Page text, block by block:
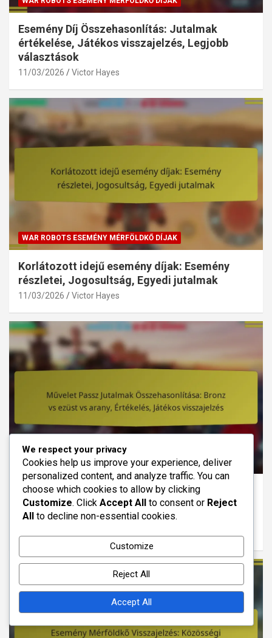
Esemény Díj Összehasonlítás: Jutalmak
értékelése, Játékos visszajelzés, Legjobb
választások
11/03/2026 Victor Hayes
WAR ROBOTS ESEMÉNY MÉRFÖLDKŐ DÍJAK
Korlátozott idejű esemény díjak: Esemény
részletei, Jogosultság, Egyedi jutalmak
11/03/2026 Victor Hayes
WAR ROBOTS MŰVELETI ÁTJÁRÓ JUTALMAK
Művelet Passz Jutalmak Összehasonlítása:
Bronz vs ezüst vs arany, Értékelés, Játékos
visszajelzés
We respect your privacy
Cookies help us improve your experience, deliver
personalized content, and analyze traffic. You can
choose which cookies to allow by clicking
Customize. Click Accept All to consent or Reject
All to decline non-essential cookies.
Customize
Reject All
Accept All